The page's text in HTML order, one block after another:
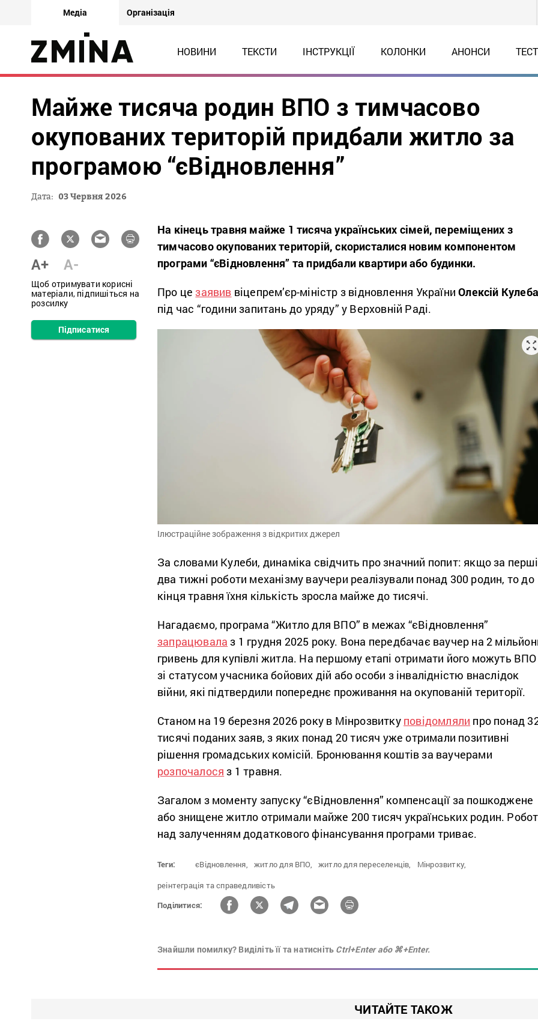
Медіа Організація
НОВИНИ ТЕКСТИ ІНСТРУКЦІЇ КОЛОНКИ АНОНСИ
Майже тисяча родин ВПО з тимчасово
окупованих територій придбали житло за
програмою “єВідновлення”
Дата: 03 Червня 2026
A+ A-
Щоб отримувати корисні
матеріали, підпишіться на
розсилку
Підписатися
На кінець травня майже 1 тисяча українських сімей, переміщених з
тимчасово окупованих територій, скористалися новим компонентом
програми “єВідновлення” та придбали квартири або будинки.
Про цезаявив віцепрем’єр-міністр з відновлення УкраїниОлексій
під час “години запитань до уряду” у Верховній Раді.
Ілюстраційне зображення з відкритих джерел
За словами Кулеби, динаміка свідчить про значний попит: якщо за перші
два тижні роботи механізму ваучери реалізували понад 300 родин, то до
кінця травня їхня кількість зросла майже до тисячі.
Нагадаємо, програма “Житло для ВПО” в межах “єВідновлення”
запрацювала з 1 грудня 2025 року. Вона передбачає ваучер на 2
гривень для купівлі житла. На першому етапі отримати його можуть ВПО
зі статусом учасника бойових дій або особи з інвалідністю внаслідок
війни, які підтвердили попереднє проживання на окупованій території.
Станом на 19 березня 2026 року в Мінрозвитку повідомляли про понад
тисячі поданих заяв, з яких понад 20 тисяч уже отримали позитивні
рішення громадських комісій. Бронювання коштів за ваучерами
розпочалося з 1 травня.
Загалом з моменту запуску “єВідновлення” компенсації за пошкоджене
або знищене житло отримали майже 200 тисяч українських родин.
над залученням додаткового фінансування програми триває.
Теги: єВідновлення, житло для ВПО, житло для переселенців,
Мінрозвитку,
реінтеграція та справедливість
Поділитися:
Знайшли помилку? Виділіть її та натисніть Ctrl+Enter або ⌘+Enter.
ЧИТАЙТЕ ТАКОЖ